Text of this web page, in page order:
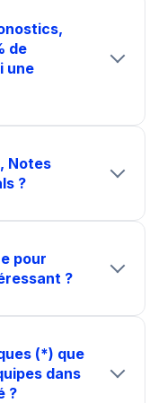
de
une
Notes
?
pour
?
(*) que
dans
?